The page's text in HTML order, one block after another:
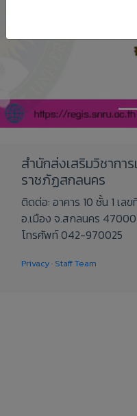
สำนักส่งเสริมวิชากา
ราชภัฏสกลนคร
ติดต่อ: อาคาร 10 ชั้น 1 เล
อ.เมือง จ.สกลนคร 47000
โทรศัพท์ 042-970025
Privacy· Staff Team